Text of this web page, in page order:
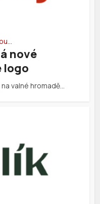
nové
valné hromadě…